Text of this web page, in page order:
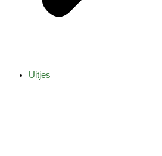
Uitjes